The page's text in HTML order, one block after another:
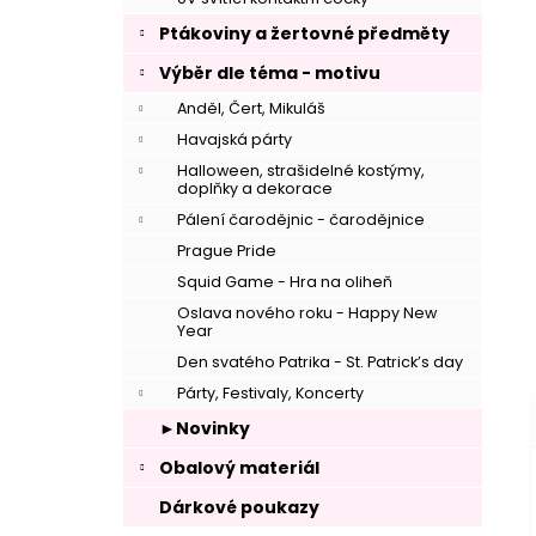
Ptákoviny a žertovné předměty
Výběr dle téma - motivu
Anděl, Čert, Mikuláš
Havajská párty
Halloween, strašidelné kostýmy,
doplňky a dekorace
Pálení čarodějnic - čarodějnice
Prague Pride
Squid Game - Hra na oliheň
Oslava nového roku - Happy New
Year
Den svatého Patrika - St. Patrick’s day
Párty, Festivaly, Koncerty
►Novinky
Obalový materiál
Dárkové poukazy